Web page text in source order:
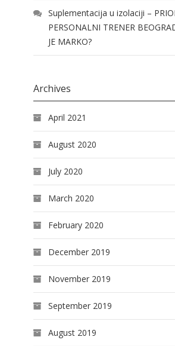
Suplementacija u izolaciji –
PERSONALNI TRENER
JE MARKO?
Archives
April 2021
August 2020
July 2020
March 2020
February 2020
December 2019
November 2019
September 2019
August 2019